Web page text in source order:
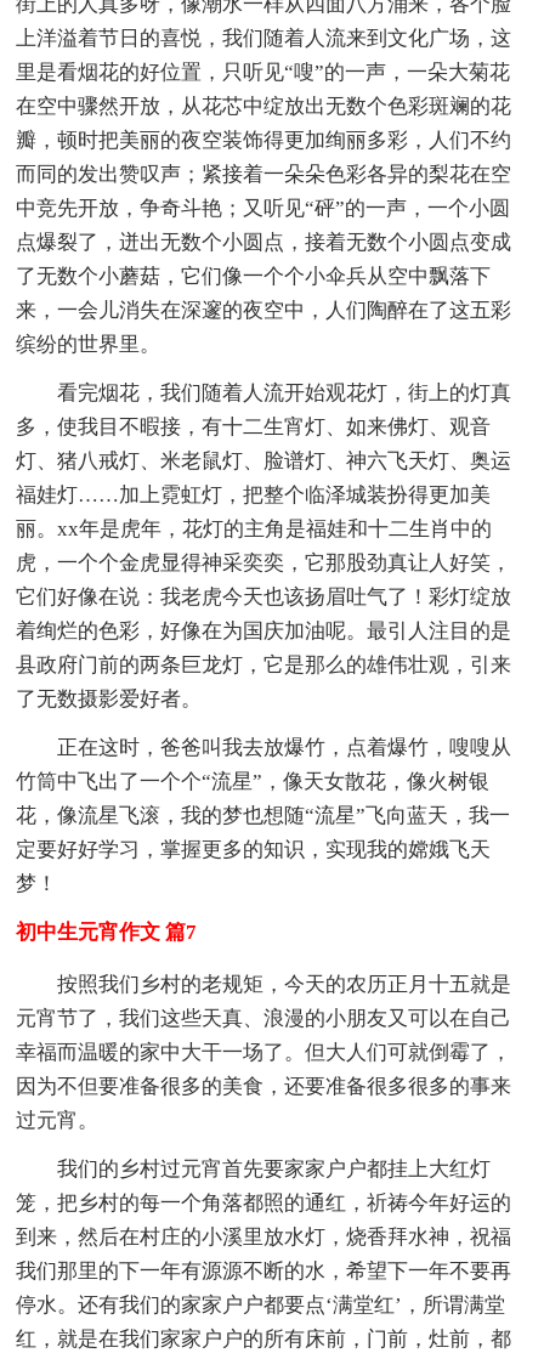
上洋溢着节日的喜悦，我们随着人流来到文化广场，这
里是看烟花的好位置，只听见“嗖”的一声，一朵大菊花
在空中骤然开放，从花芯中绽放出无数个色彩斑斓的花
瓣，顿时把美丽的夜空装饰得更加绚丽多彩，人们不约
而同的发出赞叹声；紧接着一朵朵色彩各异的梨花在空
中竞先开放，争奇斗艳；又听见“砰”的一声，一个小圆
点爆裂了，迸出无数个小圆点，接着无数个小圆点变成
了无数个小蘑菇，它们像一个个小伞兵从空中飘落下
来，一会儿消失在深邃的夜空中，人们陶醉在了这五彩
缤纷的世界里。
看完烟花，我们随着人流开始观花灯，街上的灯真
多，使我目不暇接，有十二生宵灯、如来佛灯、观音
灯、猪八戒灯、米老鼠灯、脸谱灯、神六飞天灯、奥运
福娃灯……加上霓虹灯，把整个临泽城装扮得更加美
丽。xx年是虎年，花灯的主角是福娃和十二生肖中的
虎，一个个金虎显得神采奕奕，它那股劲真让人好笑，
它们好像在说：我老虎今天也该扬眉吐气了！彩灯绽放
着绚烂的色彩，好像在为国庆加油呢。最引人注目的是
县政府门前的两条巨龙灯，它是那么的雄伟壮观，引来
了无数摄影爱好者。
正在这时，爸爸叫我去放爆竹，点着爆竹，嗖嗖从
竹筒中飞出了一个个“流星”，像天女散花，像火树银
花，像流星飞滚，我的梦也想随“流星”飞向蓝天，我一
定要好好学习，掌握更多的知识，实现我的嫦娥飞天
梦！
初中生元宵作文 篇7
按照我们乡村的老规矩，今天的农历正月十五就是
元宵节了，我们这些天真、浪漫的小朋友又可以在自己
幸福而温暖的家中大干一场了。但大人们可就倒霉了，
因为不但要准备很多的美食，还要准备很多很多的事来
过元宵。
我们的乡村过元宵首先要家家户户都挂上大红灯
笼，把乡村的每一个角落都照的通红，祈祷今年好运的
到来，然后在村庄的小溪里放水灯，烧香拜水神，祝福
我们那里的下一年有源源不断的水，希望下一年不要再
停水。还有我们的家家户户都要点‘满堂红’，所谓满堂
红，就是在我们家家户户的所有床前，门前，灶前，都